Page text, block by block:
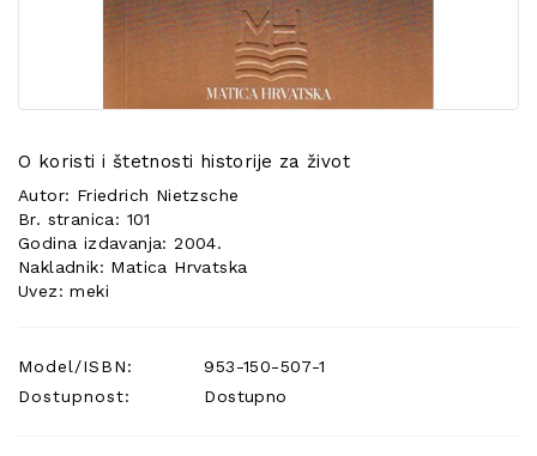
O koristi i štetnosti historije za život
Autor: Friedrich Nietzsche
Br. stranica: 101
Godina izdavanja: 2004.
Nakladnik: Matica Hrvatska
Uvez: meki
Model/ISBN:
953-150-507-1
Dostupnost:
Dostupno